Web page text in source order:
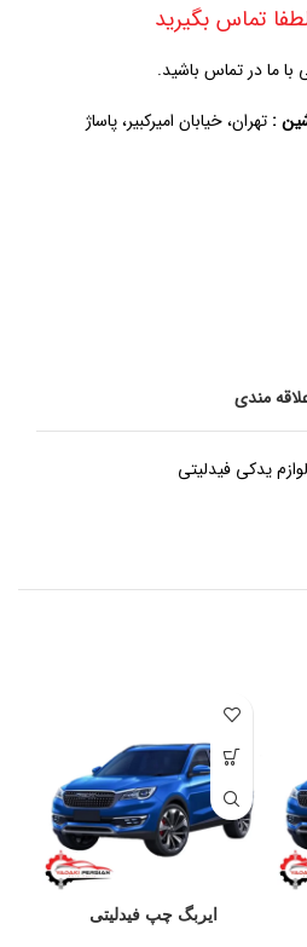
تماس بگیرید
با ما در تماس باشید.
: تهران، خیابان امیرکبیر، پاساژ
مندی
لوازم یدکی فیدلیتی
ایربگ چپ فیدلیتی